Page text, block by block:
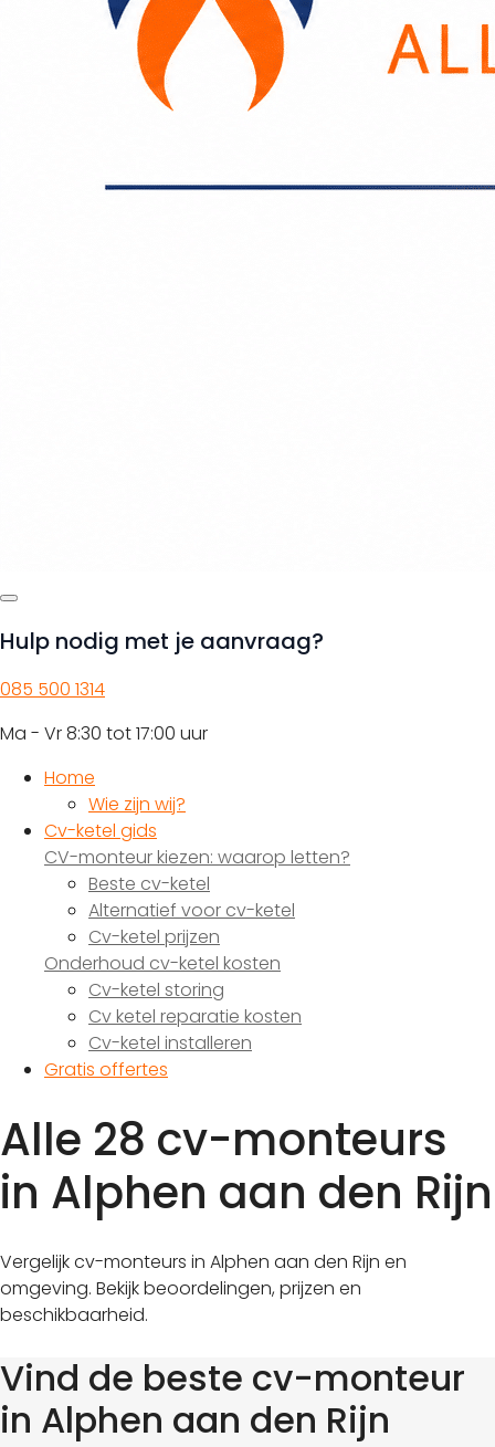
Hulp nodig met je aanvraag?
085 500 1314
Ma - Vr 8:30 tot 17:00 uur
Home
Wie zijn wij?
Cv-ketel gids
CV-monteur kiezen: waarop letten?
Beste cv-ketel
Alternatief voor cv-ketel
Cv-ketel prijzen
Onderhoud cv-ketel kosten
Cv-ketel storing
Cv ketel reparatie kosten
Cv-ketel installeren
Gratis offertes
Alle 28 cv-monteurs
in Alphen aan den Rijn
Vergelijk cv-monteurs in Alphen aan den Rijn en
omgeving. Bekijk beoordelingen, prijzen en
beschikbaarheid.
Vind de beste cv-monteur
in Alphen aan den Rijn